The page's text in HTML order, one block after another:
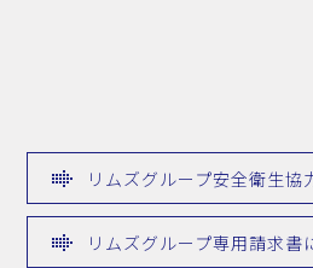
リムズグループ安全衛生協
リムズグループ専用請求書